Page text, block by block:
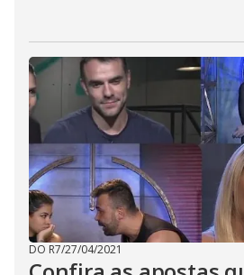
DO R7/27/04/2021